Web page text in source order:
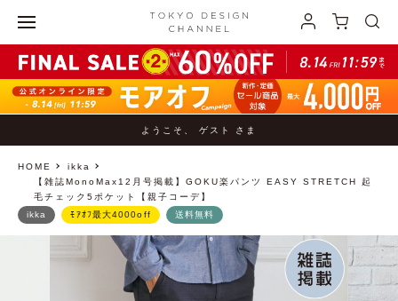
ようこそ、 ゲスト さま
HOME
ikka
【雑誌MonoMax12月号掲載】GOKU楽パンツ EASY STRETCH 起
毛チェック5ポケット【親子コーデ】
ikka ﾓｱｵﾌ最大4000off 送料無料